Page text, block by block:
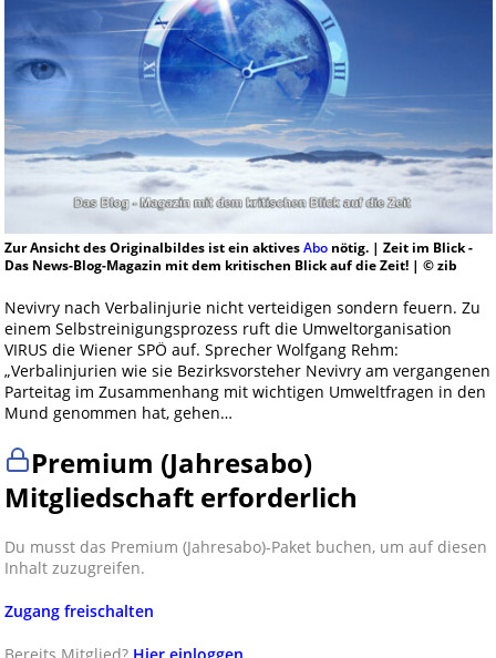
Zur Ansicht des Originalbildes ist ein aktivesAbonötig. | Zeit im Blick -
Das News-Blog-Magazin mit dem kritischen Blick auf die Zeit! | © zib
Nevivry nach Verbalinjurie nicht verteidigen sondern feuern. Zu
einem Selbstreinigungsprozess ruft die Umweltorganisation
VIRUS die Wiener SPÖ auf. Sprecher Wolfgang Rehm:
„Verbalinjurien wie sie Bezirksvorsteher Nevivry am vergangenen
Parteitag im Zusammenhang mit wichtigen Umweltfragen in den
Mund genommen hat, gehen…
Premium (Jahresabo)
Mitgliedschaft erforderlich
Du musst das Premium (Jahresabo)-Paket buchen, um auf diesen
Inhalt zuzugreifen.
Zugang freischalten